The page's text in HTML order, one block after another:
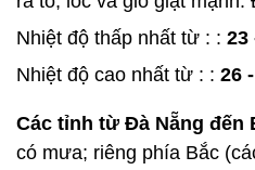
Nhiệt độ thấp nhất từ : : 23
Nhiệt độ cao nhất từ : : 26
Các tỉnh từ Đà Nẵng đến
có mưa; riêng phía Bắc